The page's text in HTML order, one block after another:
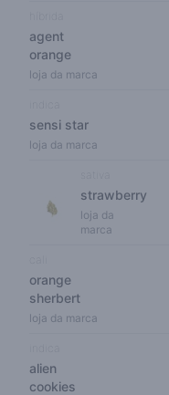
agent
orange
loja da marca
sensi star
loja da marca
strawberry
loja da
marca
orange
sherbert
loja da marca
alien
cookies